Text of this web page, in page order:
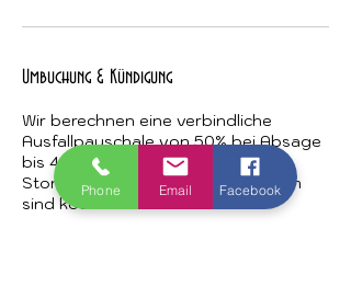
Umbuchung & Kündigung
Wir berechnen eine verbindliche
Ausfallpauschale von 50% bei Absage
bis 48 Stunden vor dem Termin!
Stornierungen vor diesem Zeitraum
sind kostenfrei.
Phone Email Facebook